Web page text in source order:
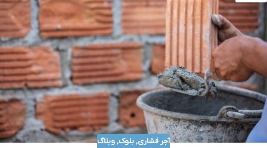
آجر فشاری,بلوک,وبلاگ